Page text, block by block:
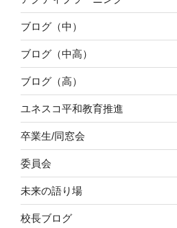
ブログ（中）
ブログ（中高）
ブログ（高）
ユネスコ平和教育推進
卒業生/同窓会
委員会
未来の語り場
校長ブログ